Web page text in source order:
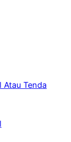
Atau Tenda